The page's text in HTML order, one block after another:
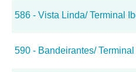
586 - Vista Linda/ Terminal
590 - Bandeirantes/